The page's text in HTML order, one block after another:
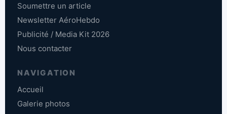
Soumettre un article
Newsletter AéroHebdo
Publicité / Media Kit 2026
Nous contacter
NAVIGATION
Accueil
Galerie photos